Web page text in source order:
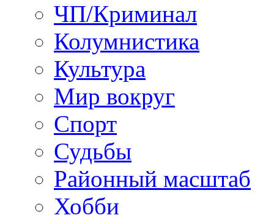
ЧП/Криминал
Колумнистика
Культура
Мир вокруг
Спорт
Судьбы
Районный масштаб
Хобби